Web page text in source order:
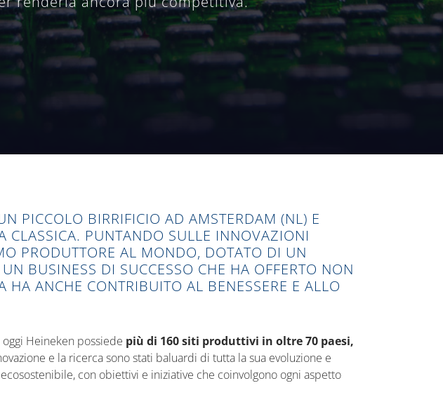
PICCOLO BIRRIFICIO AD AMSTERDAM (NL) E
PUNTANDO SULLE INNOVAZIONI
PRODUTTORE AL MONDO, DOTATO DI UN
BUSINESS DI SUCCESSO CHE HA OFFERTO NON
ANCHE CONTRIBUITO AL BENESSERE E ALLO
Heineken possiede più di 160 siti produttivi in oltre 70 paesi,
e la ricerca sono stati baluardi di tutta la sua evoluzione e
con obiettivi e iniziative che coinvolgono ogni aspetto